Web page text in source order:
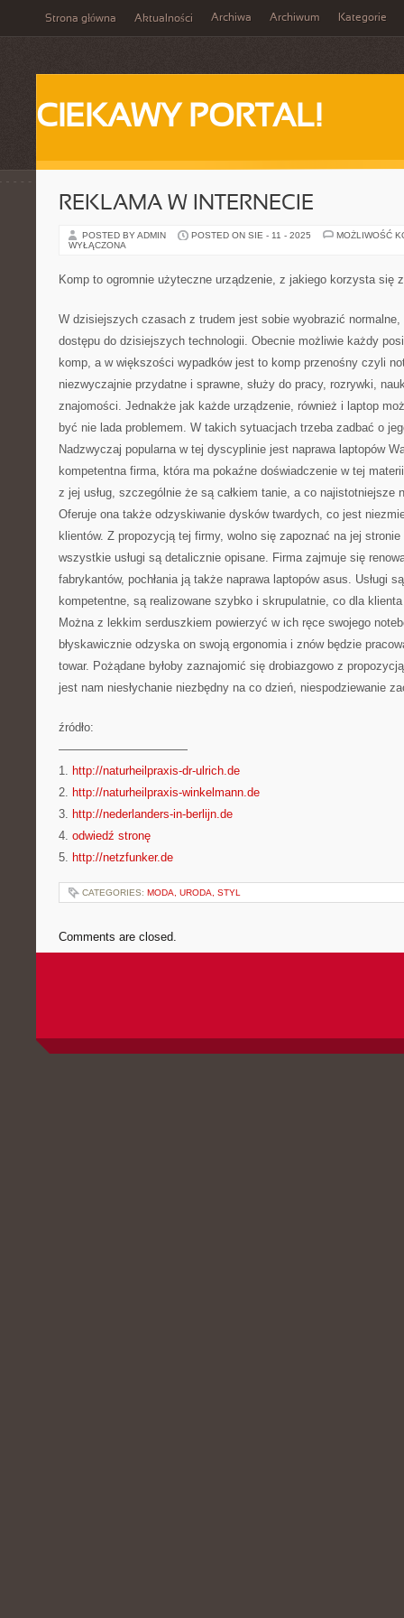
Strona główna Aktualności Archiwa Archiwum Kategorie
CIEKAWY PORTAL!
REKLAMA W INTERNECIE
POSTED BY ADMIN POSTED ON SIE - 11 - 2025
MOŻLIWOŚĆ
WYŁĄCZONA
Komp to ogromnie użyteczne urządzenie, z jakiego korzysta się
W dzisiejszych czasach z trudem jest sobie wyobrazić normalne,
dostępu do dzisiejszych technologii. Obecnie możliwie każdy
komp, a w większości wypadków jest to komp przenośny czyli
niezwyczajnie przydatne i sprawne, służy do pracy, rozrywki,
znajomości. Jednakże jak każde urządzenie, również i laptop
być nie lada problemem. W takich sytuacjach trzeba zadbać o
Nadzwyczaj popularna w tej dyscyplinie jest naprawa laptopów
kompetentna firma, która ma pokaźne doświadczenie w tej
z jej usług, szczególnie że są całkiem tanie, a co najistotniejsze
Oferuje ona także odzyskiwanie dysków twardych, co jest
klientów. Z propozycją tej firmy, wolno się zapoznać na jej
wszystkie usługi są detalicznie opisane. Firma zajmuje się
fabrykantów, pochłania ją także naprawa laptopów asus. Usługi
kompetentne, są realizowane szybko i skrupulatnie, co dla
Można z lekkim serduszkiem powierzyć w ich ręce swojego
błyskawicznie odzyska on swoją ergonomia i znów będzie
towar. Pożądane byłoby zaznajomić się drobiazgowo z
jest nam niesłychanie niezbędny na co dzień, niespodziewanie
źródło:
———————————
1. http://naturheilpraxis-dr-ulrich.de
2. http://naturheilpraxis-winkelmann.de
3. http://nederlanders-in-berlijn.de
4. odwiedź stronę
5. http://netzfunker.de
CATEGORIES: MODA, URODA, STYL
Comments are closed.